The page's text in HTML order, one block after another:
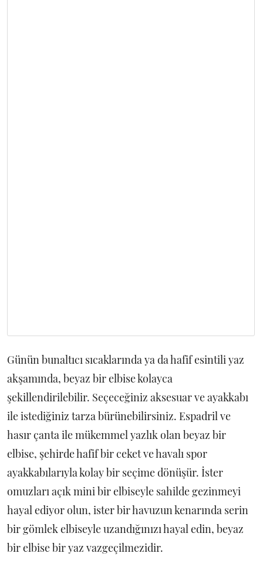
Günün bunaltıcı sıcaklarında ya da hafif esintili yaz
akşamında, beyaz bir elbise kolayca
şekillendirilebilir. Seçeceğiniz aksesuar ve ayakkabı
ile istediğiniz tarza bürünebilirsiniz. Espadril ve
hasır çanta ile mükemmel yazlık olan beyaz bir
elbise, şehirde hafif bir ceket ve havalı spor
ayakkabılarıyla kolay bir seçime dönüşür. İster
omuzları açık mini bir elbiseyle sahilde gezinmeyi
hayal ediyor olun, ister bir havuzun kenarında serin
bir gömlek elbiseyle uzandığınızı hayal edin, beyaz
bir elbise bir yaz vazgeçilmezidir.